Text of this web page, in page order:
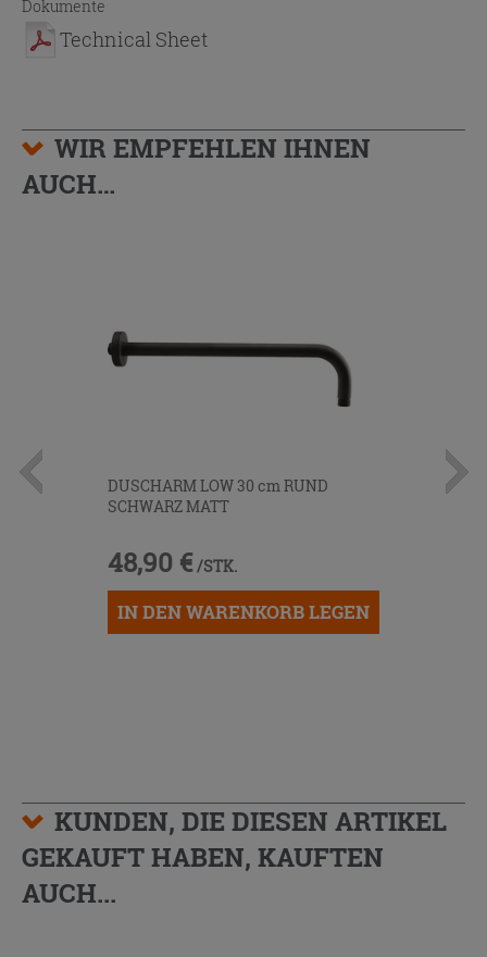
Dokumente
Technical Sheet
WIR EMPFEHLEN IHNEN
AUCH…
DUSCHARM LOW 30 cm RUND
SCHWARZ MATT
48,90 € /STK.
IN DEN WARENKORB LEGEN
KUNDEN, DIE DIESEN ARTIKEL
GEKAUFT HABEN, KAUFTEN
AUCH...